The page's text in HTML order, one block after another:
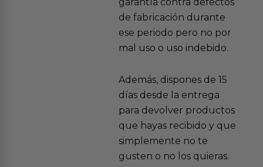
de fabricación durante
ese periodo pero no por
mal uso o uso indebido.
Además, dispones de 15
días desde la entrega
para devolver productos
que hayas recibido y que
simplemente no te
gusten o no los quieras.